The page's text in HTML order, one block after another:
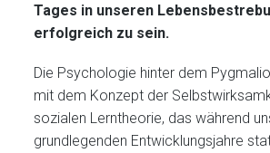
Tages in unseren
erfolgreich zu sein.
Die Psychologie hinter dem
mit dem Konzept der
sozialen Lerntheorie, das während
grundlegenden Entwicklungsjahre